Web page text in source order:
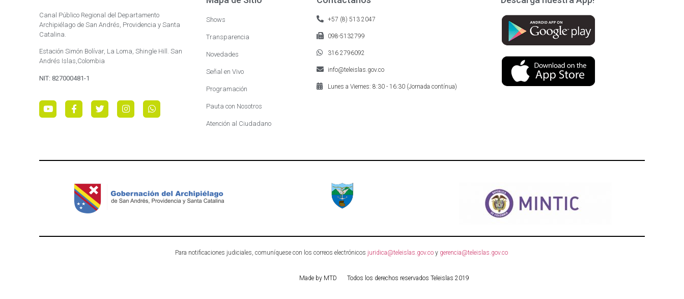
Canal Público Regional del Departamento
Archipiélago de San Andrés, Providencia y Santa
Catalina.
Estación Simón Bolívar, La Loma, Shingle Hill. San
Andrés Islas,Colombia
NIT: 827000481-1
Shows
Transparencia
Novedades
Señal en Vivo
Programación
Pauta con Nosotros
Atención al Ciudadano
+57 (8) 513 2047
098-5132799
316 2796092
info@teleislas.gov.co
Lunes a Viernes: 8:30 - 16:30 (Jornada contínua)
Para notificaciones judiciales, comuníquese con los correos electrónicos juridica@teleislas.gov.coy gerencia@teleislas.gov.co
Made by MTD Todos los derechos reservados Teleislas 2019